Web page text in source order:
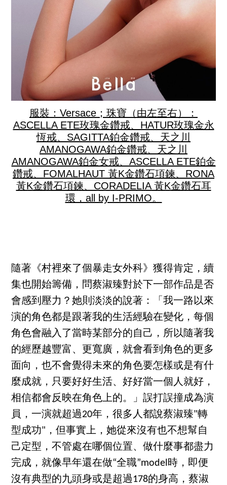
服裝：Versace；珠寶（由左至右）：
ASCELLA ETE玫瑰金鑽戒、HATUR玫瑰金永
恆戒、SAGITTA鉑金鑽戒、天之川
AMANOGAWA鉑金鑽戒、天之川
AMANOGAWA鉑金女戒、ASCELLA ETE鉑金
鑽戒、FOMALHAUT 黃K金鑽石項鍊、RONA
黃K金鑽石項鍊、CORADELIA 黃K金鑽石耳
環，all by I-PRIMO。
隨著《村裡來了個暴走女外科》獲得肯定，續
集也開始籌備，問蔡淑臻對於下一部作品是否
會感到壓力？她則淡淡的說著：「我一路以來
演的角色都是跟著我的生活經驗在變化，每個
角色會融入了當時某部分的自己，所以隨著我
的經歷越豐富、更寬廣，就會看到角色的更多
面向，也不會覺得未來的角色要怎樣或是有什
麼成就，只要好好生活、好好當一個人就好，
相信都會反映在角色上的。」誤打誤撞成為演
員，一演就超過20年，很多人都說蔡淑臻"轉
型成功"，但事實上，她從來沒有也不想幫自
己定型，不管處在哪個位置、做什麼事都盡力
完成，就像早年還在做“全職”model時，即便
沒有典型的九頭身或是超過178的身高，蔡淑